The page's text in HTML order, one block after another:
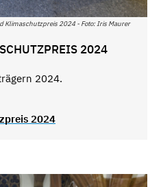
Klimaschutzpreis 2024 - Foto: Iris Maurer
2024
2024.
2024